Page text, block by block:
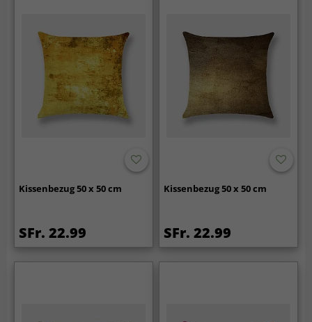
Kissenbezug 50 x 50 cm
SFr. 22.99
Kissenbezug 50 x 50 cm
SFr. 22.99